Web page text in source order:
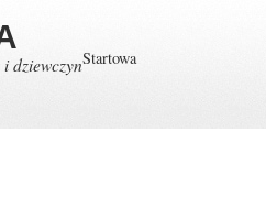
dziewczynStartowa